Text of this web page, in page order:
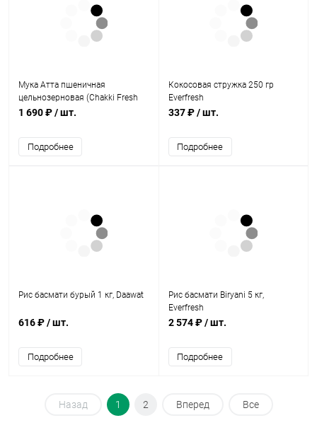
Мука Атта пшеничная
цельнозерновая (Chakki Fresh
Atta Flour) 5 кг, Shreeji Agri
1 690 ₽/ шт.
Подробнее
Кокосовая стружка 250 гр
Everfresh
337 ₽/ шт.
Подробнее
Рис басмати бурый 1 кг, Daawat
616 ₽/ шт.
Подробнее
Рис басмати Biryani 5 кг,
Everfresh
2 574 ₽/ шт.
Подробнее
Назад 1 2 Вперед Все